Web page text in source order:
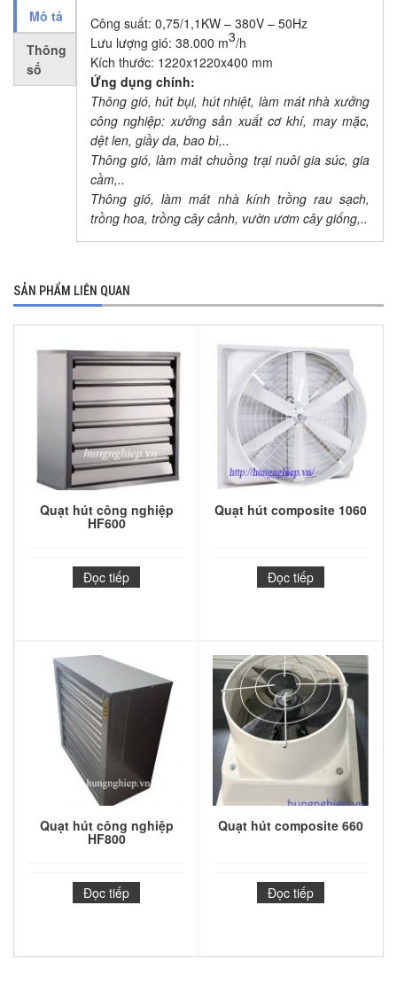
Mô tả
Thông
số
Công suất: 0,75/1,1KW – 380V – 50Hz
Lưu lượng gió: 38.000 m3/h
Kích thước: 1220x1220x400 mm
Ứng dụng chính:
Thông gió, hút bụi, hút nhiệt, làm mát nhà xưởng
công nghiệp: xưởng sản xuất cơ khí, may mặc,
dệt len, giầy da, bao bì,..
Thông gió, làm mát chuồng trại nuôi gia súc, gia
cầm,..
Thông gió, làm mát nhà kính trồng rau sạch,
trồng hoa, trồng cây cảnh, vườn ươm cây giống,..
SẢN PHẨM LIÊN QUAN
Quạt hút công nghiệp
HF600
Đọc tiếp
Quạt hút composite 1060
Đọc tiếp
Quạt hút công nghiệp
HF800
Đọc tiếp
Quạt hút composite 660
Đọc tiếp